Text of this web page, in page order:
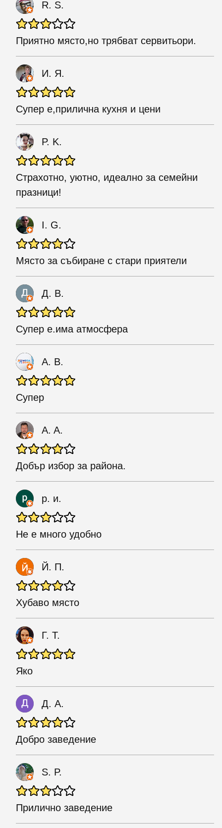
R. S.
Приятно място,но трябват сервитьори.
И. Я.
Супер е,прилична кухня и цени
P. K.
Страхотно, уютно, идеално за семейни
празници!
I. G.
Място за събиране с стари приятели
Д. В.
Супер е.има атмосфера
A. B.
Супер
A. A.
Добър избор за района.
р. и.
Не е много удобно
Й. П.
Хубаво място
Г. Т.
Яко
Д. А.
Добро заведение
S. P.
Прилично заведение